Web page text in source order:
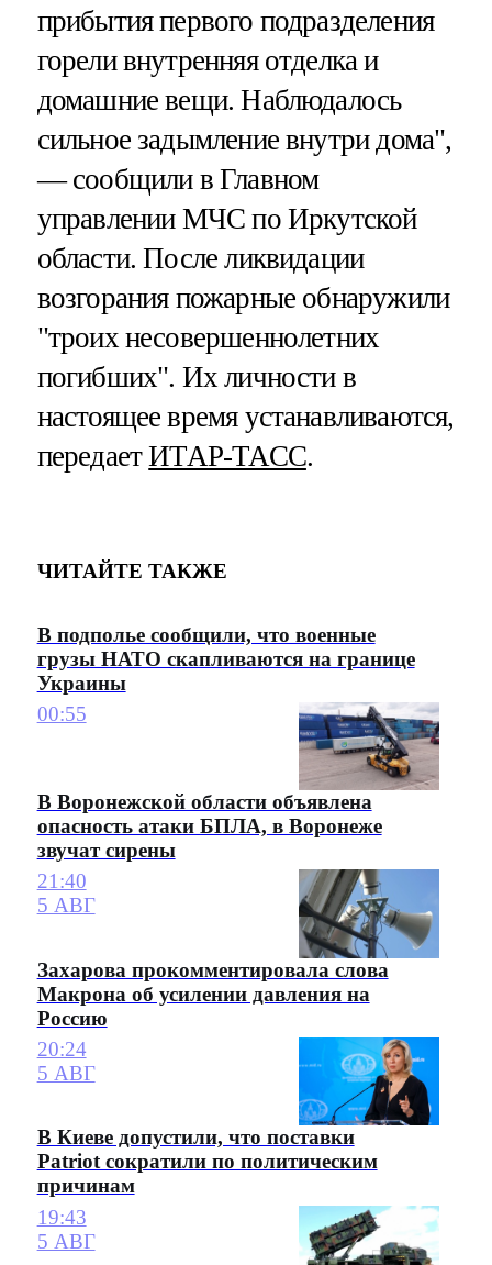
прибытия первого подразделения
горели внутренняя отделка и
домашние вещи. Наблюдалось
сильное задымление внутри дома",
— сообщили в Главном
управлении МЧС по Иркутской
области. После ликвидации
возгорания пожарные обнаружили
"троих несовершеннолетних
погибших". Их личности в
настоящее время устанавливаются,
передаетИТАР-ТАСС.
ЧИТАЙТЕ ТАКЖЕ
В подполье сообщили, что военные
грузы НАТО скапливаются на границе
Украины
00:55
В Воронежской области объявлена
опасность атаки БПЛА, в Воронеже
звучат сирены
21:40
5 АВГ
Захарова прокомментировала слова
Макрона об усилении давления на
Россию
20:24
5 АВГ
В Киеве допустили, что поставки
Patriot сократили по политическим
причинам
19:43
5 АВГ